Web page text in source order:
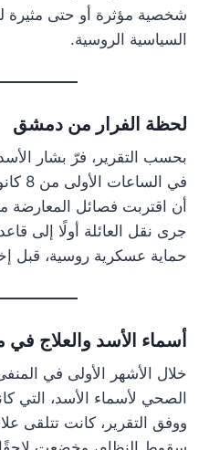
شخصية مؤثرة أو حتى مثيرة
السياسية الروسية.
لحظة الفرار من دمشق
بحسب التقرير، فرّ بشار
أن اقتربت فصائل
جرى نقل العائلة أولًا إلى
حماية عسكرية روسية، قبل
أسماء الأسد والعلاج
خلال الأشهر الأولى في
الصحي لأسماء الأسد، التي
ووفق التقرير، كانت تتلقى